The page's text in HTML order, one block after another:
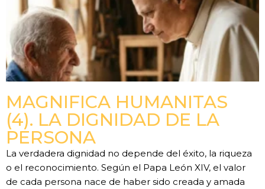
MAGNIFICA HUMANITAS
(4). LA DIGNIDAD DE LA
PERSONA
La verdadera dignidad no depende del éxito, la riqueza
o el reconocimiento. Según el Papa León XIV, el valor
de cada persona nace de haber sido creada y amada